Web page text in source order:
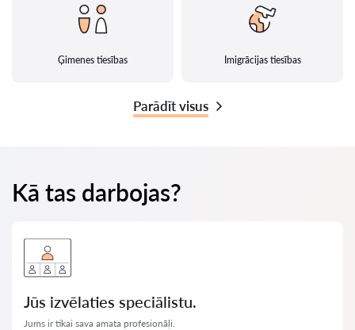
Ģimenes tiesības Imigrācijas tiesības
Parādīt visus
Kā tas darbojas?
Jūs izvēlaties speciālistu.
Jums ir tikai sava amata profesionāļi.